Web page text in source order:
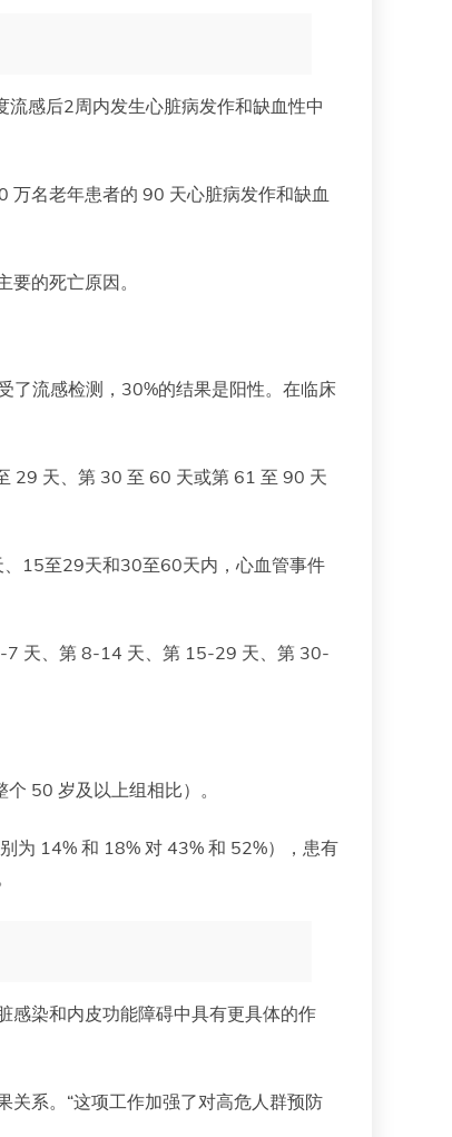
感后2周内发生心脏病发作和缺血性中
名老年患者的 90 天心脏病发作和缺血
的死亡原因。
了流感检测，30%的结果是阳性。在临床
29 天、第 30 至 60 天或第 61 至 90 天
15至29天和30至60天内，心血管事件
7 天、第 8-14 天、第 15-29 天、第 30-
50 岁及以上组相比）。
为 14% 和 18% 对 43% 和 52%），患有
感染和内皮功能障碍中具有更具体的作
关系。“这项工作加强了对高危人群预防